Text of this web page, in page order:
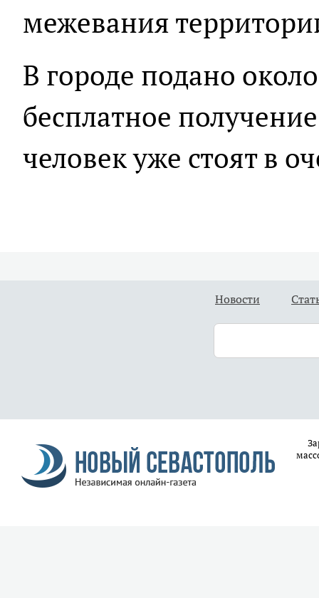
межевания
В городе подано
бесплатное
человек уже стоят в
Новости